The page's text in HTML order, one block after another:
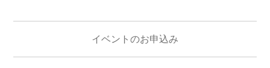
イベントのお申込み